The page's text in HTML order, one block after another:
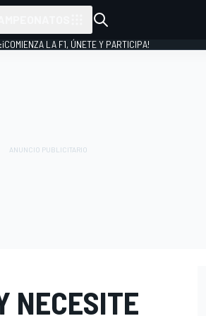
¡COMIENZA LA F1, ÚNETE Y PARTICIPA!
NECESITE